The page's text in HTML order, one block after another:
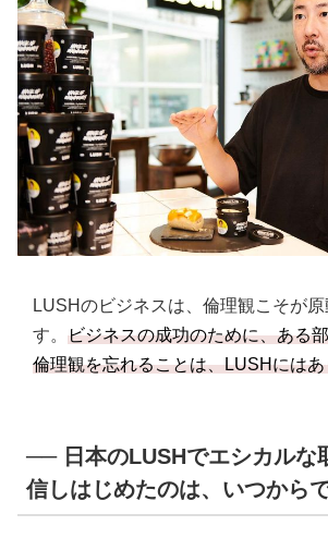
LUSHのビジネスは、倫理観こそが
す。 ビジネスの成功のために、ある
倫理観を忘れることは、LUSHには
── 日本のLUSHでエシカルな
信しはじめたのは、いつから